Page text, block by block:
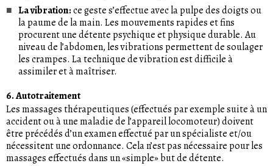
La vibration:ce geste s’effectue avec la pulpe des doigts ou
la paume de la main. Les mouvements rapides et fins
procurent une détente psychique et physique durable. Au
niveau de l’abdomen, les vibrations permettent de soulager
les crampes. La technique de vibration est difficile à
assimiler et à maîtriser.
6. Autotraitement
Les massages thérapeutiques (effectués par exemple suite à un
accident ou à une maladie de l’appareil locomoteur) doivent
être précédés d’un examen effectué par un spécialiste et/ou
nécessitent une ordonnance. Cela n’est pas nécessaire pour les
massages effectués dans un «simple» but de détente.